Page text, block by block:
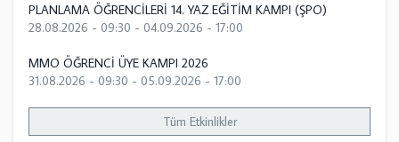
PLANLAMA ÖĞRENCİLERİ 14. YAZ EĞİTİM KAMPI (ŞPO)
28.08.2026 - 09:30 - 04.09.2026 - 17:00
MMO ÖĞRENCİ ÜYE KAMPI 2026
31.08.2026 - 09:30 - 05.09.2026 - 17:00
Tüm Etkinlikler